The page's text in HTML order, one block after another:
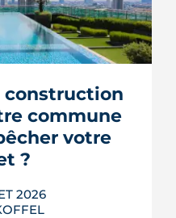
codes, un mot
maires plus vite.
de
mais
inquiètent
des normes.
commune
votre
?
2026